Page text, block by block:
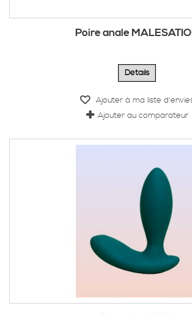
Poire anale
Détails
Ajouter à ma liste
Ajouter au comparateur